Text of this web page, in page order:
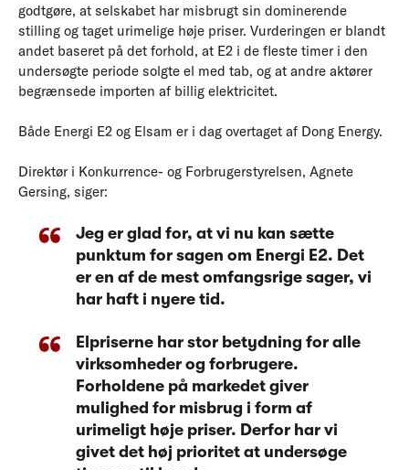
godtgøre, at selskabet har misbrugt sin dominerende
stilling og taget urimelige høje priser. Vurderingen er blandt
andet baseret på det forhold, at E2 i de fleste timer i den
undersøgte periode solgte el med tab, og at andre aktører
begrænsede importen af billig elektricitet.
Både Energi E2 og Elsam er i dag overtaget af Dong Energy.
Direktør i Konkurrence- og Forbrugerstyrelsen, Agnete
Gersing, siger:
Jeg er glad for, at vi nu kan sætte
punktum for sagen om Energi E2. Det
er en af de mest omfangsrige sager, vi
har haft i nyere tid.
Elpriserne har stor betydning for alle
virksomheder og forbrugere.
Forholdene på markedet giver
mulighed for misbrug i form af
urimeligt høje priser. Derfor har vi
givet det høj prioritet at undersøge